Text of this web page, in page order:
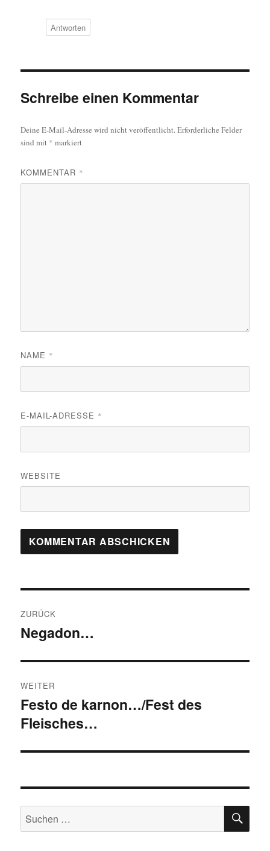
Antworten
Schreibe einen Kommentar
Deine E-Mail-Adresse wird nicht veröffentlicht. Erforderliche Felder
sind mit * markiert
KOMMENTAR *
NAME *
E-MAIL-ADRESSE *
WEBSITE
ZURÜCK
Vorheriger
Negadon…
WEITER
Nächster
Beitrag:
Festo de karnon…/Fest des
Fleisches…
Suchen
nach: